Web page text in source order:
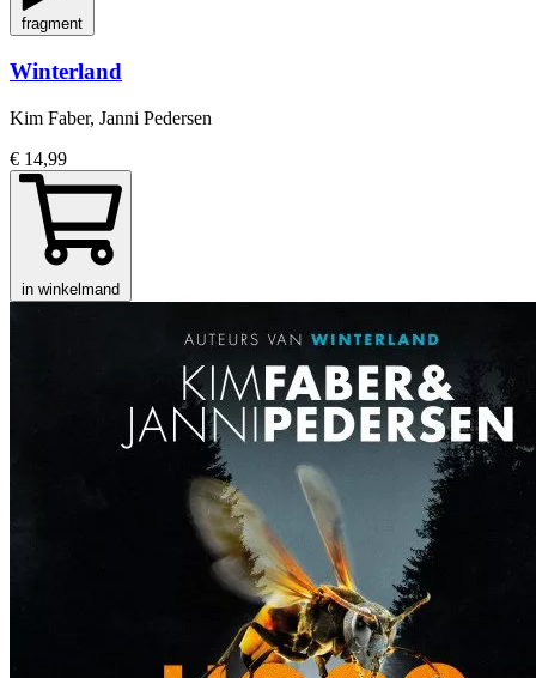
fragment
Winterland
Kim Faber, Janni Pedersen
€ 14,99
in winkelmand